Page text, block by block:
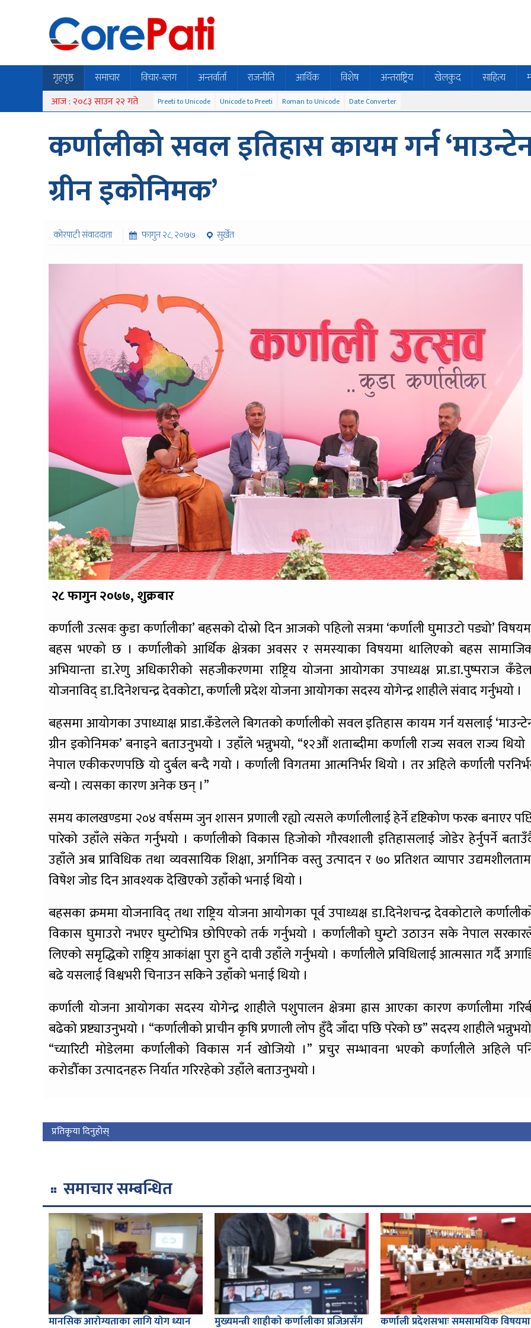
गृहपृष्ठ समाचार विचार-ब्लग अन्तर्वार्ता राजनीति आर्थिक विशेष अन्तराष्ट्रिय खेलकुद साहित्य
आज : २०८३ साउन २२ गते Preeti to Unicode Unicode to Preeti Roman to Unicode Date Converter
कर्णालीको सवल इतिहास कायम गर्न
ग्रीन इकोनिमक’
कोरपाटी संवाददाता फागुन २८, २०७७
सुर्खेत
२८ फागुन २०७७, शुक्रबार
कर्णाली उत्सवः कुडा कर्णालीका’ बहसको दोस्रो दिन आजको पहिलो सत्रमा ‘कर्णाली घुमाउटो पड्यो’
बहस भएको छ । कर्णालीको आर्थिक क्षेत्रका अवसर र समस्याका विषयमा थालिएको बहस
अभियान्ता डा.रेणु अधिकारीको सहजीकरणमा राष्ट्रिय योजना आयोगका उपाध्यक्ष प्रा.डा.पुष्पराज
योजनाविद् डा.दिनेशचन्द्र देवकोटा, कर्णाली प्रदेश योजना आयोगका सदस्य योगेन्द्र शाहीले संवाद गर्नुभयो ।
बहसमा आयोगका उपाध्याक्ष प्राडा.कँडेलले बिगतको कर्णालीको सवल इतिहास कायम गर्न यसलाई
ग्रीन इकोनिमक’ बनाइने बताउनुभयो । उहाँले भन्नुभयो, “१२औं शताब्दीमा कर्णाली राज्य सवल राज्य थियो
नेपाल एकीकरणपछि यो दुर्बल बन्दै गयो । कर्णाली विगतमा आत्मनिर्भर थियो । तर अहिले कर्णाली
बन्यो । त्यसका कारण अनेक छन् ।”
समय कालखण्डमा २०४ वर्षसम्म जुन शासन प्रणाली रह्यो त्यसले कर्णालीलाई हेर्ने दृष्टिकोण फरक बनाएर
पारेको उहाँले संकेत गर्नुभयो । कर्णालीको विकास हिजोको गौरवशाली इतिहासलाई जोडेर हेर्नुपर्ने
उहाँले अब प्राविधिक तथा व्यवसायिक शिक्षा, अर्गानिक वस्तु उत्पादन र ७० प्रतिशत व्यापार
विषेश जोड दिन आवश्यक देखिएको उहाँको भनाई थियो ।
बहसका क्रममा योजनाविद् तथा राष्ट्रिय योजना आयोगका पूर्व उपाध्यक्ष डा.दिनेशचन्द्र देवकोटाले
विकास घुमाउरो नभएर घुम्टोभित्र छोपिएको तर्क गर्नुभयो । कर्णालीको घुम्टो उठाउन सके नेपाल
लिएको समृद्धिको राष्ट्रिय आकांक्षा पुरा हुने दावी उहाँले गर्नुभयो । कर्णालीले प्रविधिलाई आत्मसात गर्दै
बढे यसलाई विश्वभरी चिनाउन सकिने उहाँको भनाई थियो ।
कर्णाली योजना आयोगका सदस्य योगेन्द्र शाहीले पशुपालन क्षेत्रमा ह्रास आएका कारण कर्णालीमा
बढेको प्रष्ट्याउनुभयो । “कर्णालीको प्राचीन कृषि प्रणाली लोप हुँदै जाँदा पछि परेको छ” सदस्य शाहीले
“च्यारिटी मोडेलमा कर्णालीको विकास गर्न खोजियो ।” प्रचुर सम्भावना भएको कर्णालीले अहिले
करोडौँका उत्पादनहरु निर्यात गरिरहेको उहाँले बताउनुभयो ।
प्रतिकृया दिनुहोस्
समाचार सम्बन्धित
मानसिक आरोग्यताका लागि योग ध्यान मुख्यमन्त्री शाहीकाे कर्णालीका प्रजिअसँग कर्णाली प्रदेशसभाः समसामयिक विषयमा